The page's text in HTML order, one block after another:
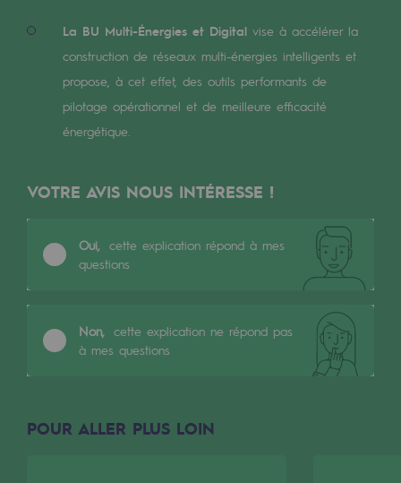
Les énergies d'avenir
Les énergies d'avenir
Notre vision
Gaz renouvelables et procédés
Pyrogazéification et gazéification
Méthanation
Nouveaux usages
Espace pédagogique
La BU Multi-Énergies et Digital vise à accélérer la
construction de réseaux multi-énergies intelligents et
propose, à cet effet, des outils performants de
pilotage opérationnel et de meilleure efficacité
énergétique.
VOTRE AVIS NOUS INTÉRESSE !
Oui, cette explication répond à mes
questions
Non, cette explication ne répond pas
à mes questions
POUR ALLER PLUS LOIN